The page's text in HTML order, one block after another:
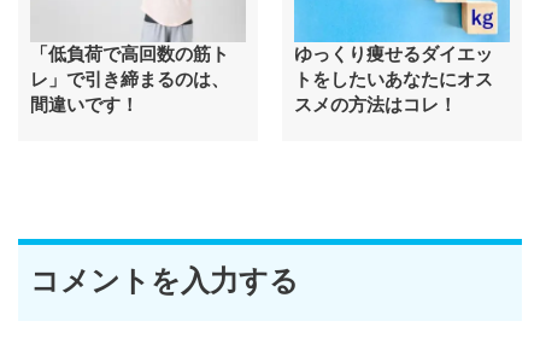
「低負荷で高回数の筋ト
レ」で引き締まるのは、
間違いです！
ゆっくり痩せるダイエッ
トをしたいあなたにオス
スメの方法はコレ！
コメントを入力する